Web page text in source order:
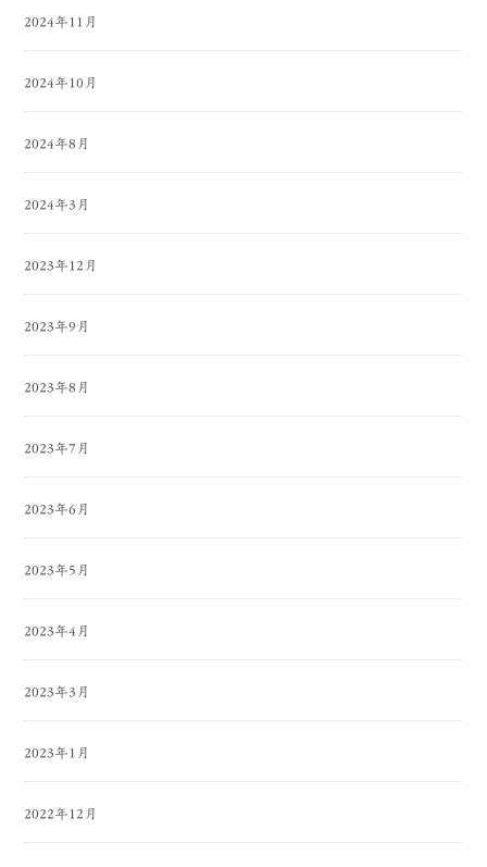
2024年11月
2024年10月
2024年8月
2024年3月
2023年12月
2023年9月
2023年8月
2023年7月
2023年6月
2023年5月
2023年4月
2023年3月
2023年1月
2022年12月